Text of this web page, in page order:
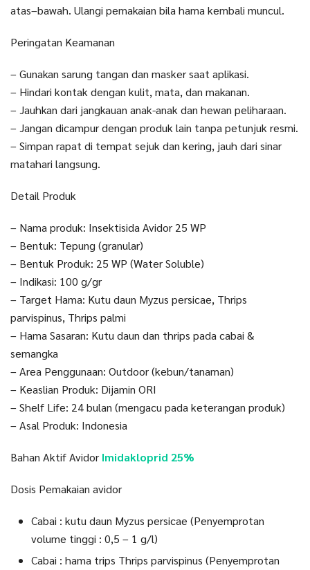
atas–bawah. Ulangi pemakaian bila hama kembali muncul.
Peringatan Keamanan
– Gunakan sarung tangan dan masker saat aplikasi.
– Hindari kontak dengan kulit, mata, dan makanan.
– Jauhkan dari jangkauan anak-anak dan hewan peliharaan.
– Jangan dicampur dengan produk lain tanpa petunjuk resmi.
– Simpan rapat di tempat sejuk dan kering, jauh dari sinar
matahari langsung.
Detail Produk
– Nama produk: Insektisida Avidor 25 WP
– Bentuk: Tepung (granular)
– Bentuk Produk: 25 WP (Water Soluble)
– Indikasi: 100 g/gr
– Target Hama: Kutu daun Myzus persicae, Thrips
parvispinus, Thrips palmi
– Hama Sasaran: Kutu daun dan thrips pada cabai &
semangka
– Area Penggunaan: Outdoor (kebun/tanaman)
– Keaslian Produk: Dijamin ORI
– Shelf Life: 24 bulan (mengacu pada keterangan produk)
– Asal Produk: Indonesia
Bahan Aktif Avidor Imidakloprid 25%
Dosis Pemakaian avidor
Cabai : kutu daun Myzus persicae (Penyemprotan
volume tinggi : 0,5 – 1 g/l)
Cabai : hama trips Thrips parvispinus (Penyemprotan